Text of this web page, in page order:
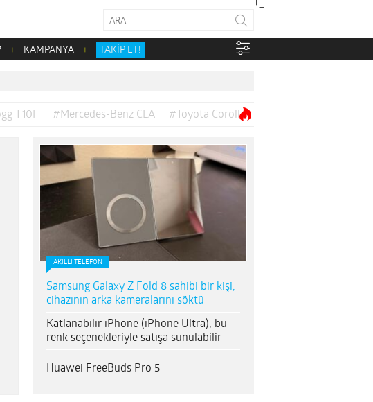
KAMPANYA TAKİP ET!
T10F #Mercedes-Benz CLA #Toyota Corolla
AKILLI TELEFON
Samsung Galaxy Z Fold 8 sahibi bir kişi,
cihazının arka kameralarını söktü
Katlanabilir iPhone (iPhone Ultra), bu
renk seçenekleriyle satışa sunulabilir
Huawei FreeBuds Pro 5